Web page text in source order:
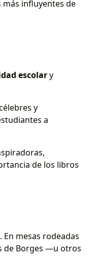
más influyentes de
escolary
y
a
de los libros
mesas rodeadas
de Borges —u otros